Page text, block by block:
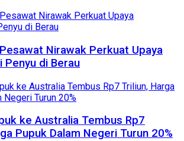
Nirawak Perkuat Upaya
Penyu di Berau
ke Australia Tembus Rp7
Pupuk Dalam Negeri Turun 20%